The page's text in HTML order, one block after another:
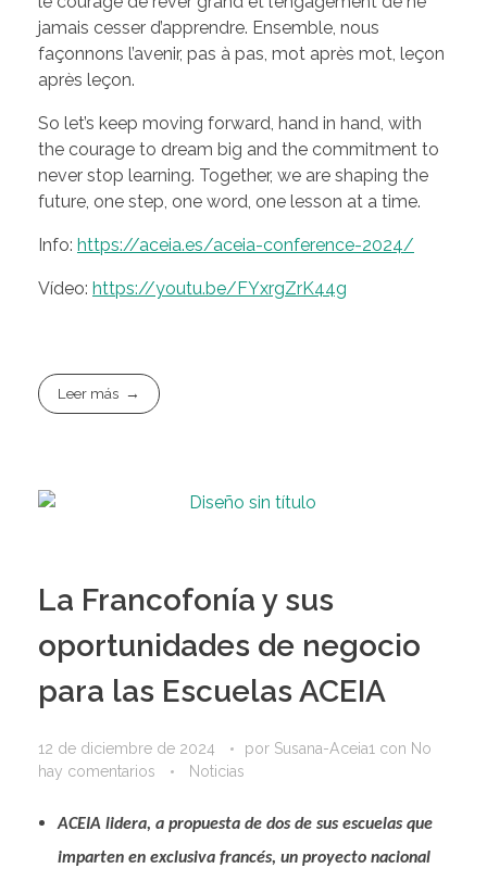
jamais cesser d’apprendre. Ensemble, nous
façonnons l’avenir, pas à pas, mot après mot, leçon
après leçon.
So let’s keep moving forward, hand in hand, with
the courage to dream big and the commitment to
never stop learning. Together, we are shaping the
future, one step, one word, one lesson at a time.
Info: https://aceia.es/aceia-conference-2024/
Vídeo: https://youtu.be/FYxrgZrK44g
Leer más
La Francofonía y sus
oportunidades de negocio
para las Escuelas ACEIA
12 de diciembre de 2024 por Susana-Aceia1 con No
hay comentarios
Noticias
ACEIA lidera, a propuesta de dos de sus escuelas que
imparten en exclusiva francés, un proyecto nacional